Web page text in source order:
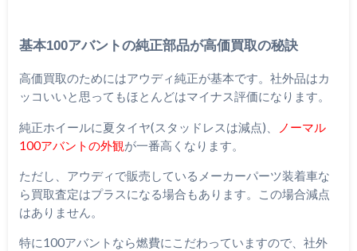
基本100アバントの純正部品が高価買取の秘訣
高価買取のためにはアウディ純正が基本です。社外品はカ
ッコいいと思ってもほとんどはマイナス評価になります。
純正ホイールに夏タイヤ(スタッドレスは減点)、
ノーマル
100アバントの外観が一番高くなります。
ただし、アウディで販売しているメーカーパーツ装着車な
ら買取査定はプラスになる場合もあります。この場合減点
はありません。
特に100アバントなら燃費にこだわっていますので、社外